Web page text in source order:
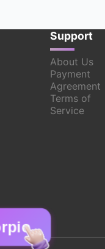
Support
About Us
Payment
Agreement
Terms of
Service